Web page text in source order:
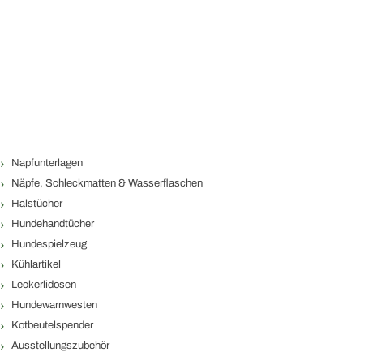
Napfunterlagen
Näpfe, Schleckmatten & Wasserflaschen
Halstücher
Hundehandtücher
Hundespielzeug
Kühlartikel
Leckerlidosen
Hundewarnwesten
Kotbeutelspender
Ausstellungszubehör